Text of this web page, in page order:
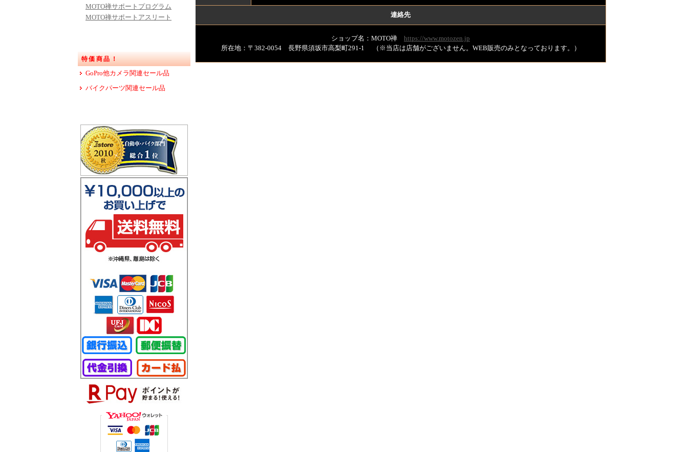
MOTO禅サポートプログラム
MOTO禅サポートアスリート
特価商品！
GoPro他カメラ関連セール品
バイクパーツ関連セール品
連絡先
ショップ名：MOTO禅 https://www.motozen.jp
所在地：〒382-0054 長野県須坂市高梨町291-1 （※当店は店舗がございません。WEB販売のみとなっております。）